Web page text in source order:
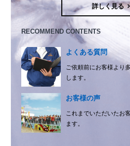
詳しく見る
RECOMMEND CONTENTS
よくある質問
ご依頼前にお客様より
します。
お客様の声
これまでいただいたお
ます。